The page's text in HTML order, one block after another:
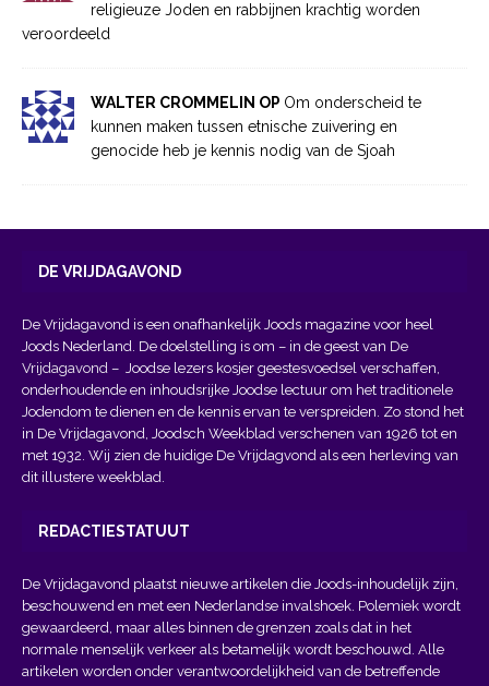
religieuze Joden en rabbijnen krachtig worden
veroordeeld
WALTER CROMMELIN OP Om onderscheid te
kunnen maken tussen etnische zuivering en
genocide heb je kennis nodig van de Sjoah
DE VRIJDAGAVOND
De Vrijdagavond is een onafhankelijk Joods magazine voor heel
Joods Nederland. De doelstelling is om – in de geest van De
Vrijdagavond – Joodse lezers kosjer geestesvoedsel verschaffen,
onderhoudende en inhoudsrijke Joodse lectuur om het traditionele
Jodendom te dienen en de kennis ervan te verspreiden. Zo stond het
in De Vrijdagavond, Joodsch Weekblad verschenen van 1926 tot en
met 1932. Wij zien de huidige De Vrijdagvond als een herleving van
dit illustere weekblad.
REDACTIESTATUUT
De Vrijdagavond plaatst nieuwe artikelen die Joods-inhoudelijk zijn,
beschouwend en met een Nederlandse invalshoek. Polemiek wordt
gewaardeerd, maar alles binnen de grenzen zoals dat in het
normale menselijk verkeer als betamelijk wordt beschouwd. Alle
artikelen worden onder verantwoordelijkheid van de betreffende